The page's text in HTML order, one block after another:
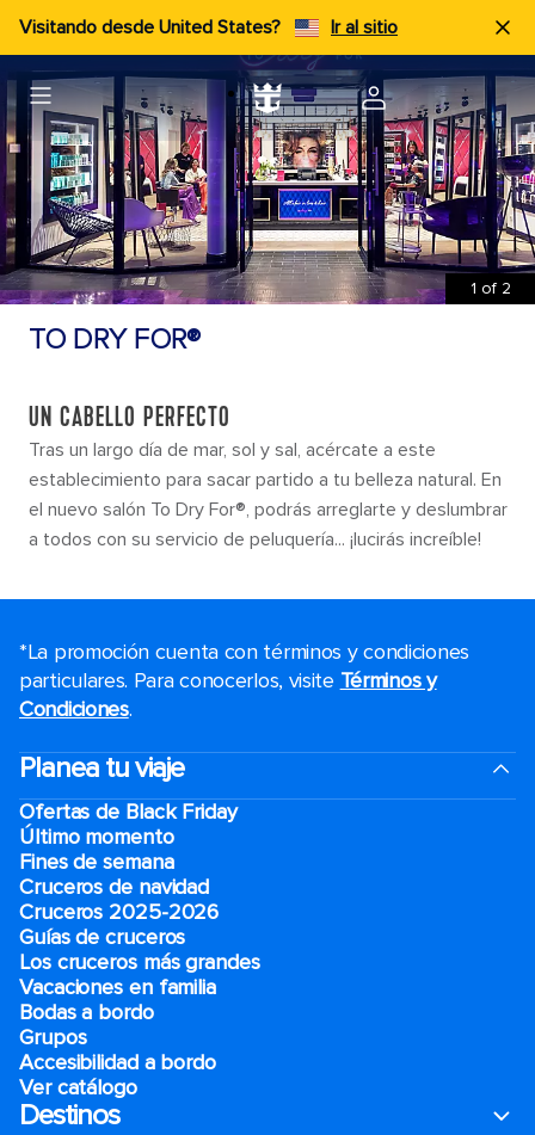
Visitando desde United States? Ir al sitio
1 of 2
TO DRY FOR®
UN CABELLO PERFECTO
Tras un largo día de mar, sol y sal, acércate a este
establecimiento para sacar partido a tu belleza natural. En
el nuevo salón To Dry For®, podrás arreglarte y deslumbrar
a todos con su servicio de peluquería... ¡lucirás increíble!
*La promoción cuenta con términos y condiciones
particulares. Para conocerlos, visite Términos y
Condiciones.
Planea tu viaje
Ofertas de Black Friday
Último momento
Fines de semana
Cruceros de navidad
Cruceros 2025-2026
Guías de cruceros
Los cruceros más grandes
Vacaciones en familia
Bodas a bordo
Grupos
Accesibilidad a bordo
Ver catálogo
Destinos